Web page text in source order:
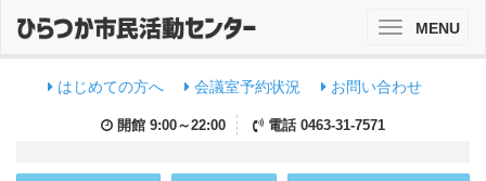
はじめての方へ 会議室予約状況 お問い合わせ
開館 9:00～22:00 電話 0463-31-7571
ToggleMENU